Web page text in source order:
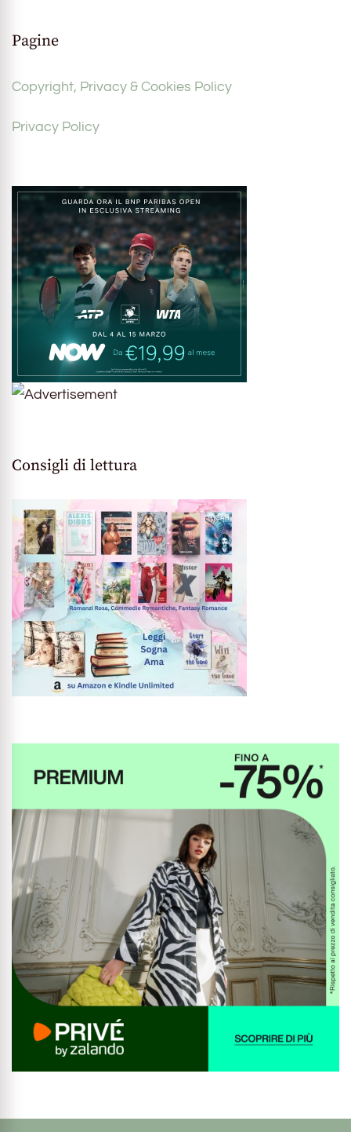
Pagine
Copyright, Privacy & Cookies Policy
Privacy Policy
Consigli di lettura